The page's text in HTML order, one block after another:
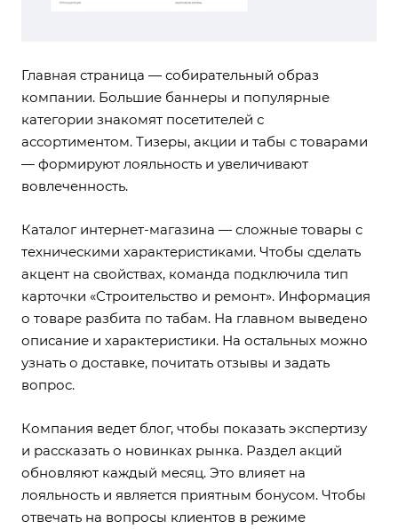
Главная страница — собирательный образ
компании. Большие баннеры и популярные
категории знакомят посетителей с
ассортиментом. Тизеры, акции и табы с товарами
— формируют лояльность и увеличивают
вовлеченность.
Каталог интернет-магазина — сложные товары с
техническими характеристиками. Чтобы сделать
акцент на свойствах, команда подключила тип
карточки «Строительство и ремонт». Информация
о товаре разбита по табам. На главном выведено
описание и характеристики. На остальных можно
узнать о доставке, почитать отзывы и задать
вопрос.
Компания ведет блог, чтобы показать экспертизу
и рассказать о новинках рынка. Раздел акций
обновляют каждый месяц. Это влияет на
лояльность и является приятным бонусом. Чтобы
отвечать на вопросы клиентов в режиме